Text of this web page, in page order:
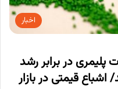
اخبار
در برابر رشد
قیمتی در بازار